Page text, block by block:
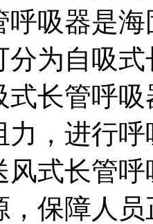
器是海
分为自吸
式长管呼
力，进行
风式长管
，保障人